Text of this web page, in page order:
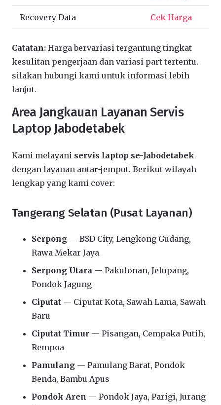
Recovery Data Cek Harga
Catatan: Harga bervariasi tergantung tingkat
kesulitan pengerjaan dan variasi part tertentu.
silakan hubungi kami untuk informasi lebih
lanjut.
Area Jangkauan Layanan Servis
Laptop Jabodetabek
Kami melayani servis laptop se-Jabodetabek
dengan layanan antar-jemput. Berikut wilayah
lengkap yang kami cover:
Tangerang Selatan (Pusat Layanan)
Serpong — BSD City, Lengkong Gudang,
Rawa Mekar Jaya
Serpong Utara — Pakulonan, Jelupang,
Pondok Jagung
Ciputat — Ciputat Kota, Sawah Lama, Sawah
Baru
Ciputat Timur — Pisangan, Cempaka Putih,
Rempoa
Pamulang — Pamulang Barat, Pondok
Benda, Bambu Apus
Pondok Aren — Pondok Jaya, Parigi, Jurang